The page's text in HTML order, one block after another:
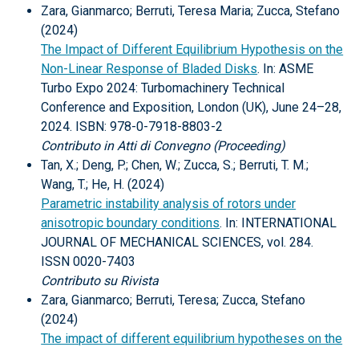
Zara, Gianmarco; Berruti, Teresa Maria; Zucca, Stefano
(2024)
The Impact of Different Equilibrium Hypothesis on the
Non-Linear Response of Bladed Disks. In: ASME
Turbo Expo 2024: Turbomachinery Technical
Conference and Exposition, London (UK), June 24–28,
2024. ISBN: 978-0-7918-8803-2
Contributo in Atti di Convegno (Proceeding)
Tan, X.; Deng, P.; Chen, W.; Zucca, S.; Berruti, T. M.;
Wang, T.; He, H. (2024)
Parametric instability analysis of rotors under
anisotropic boundary conditions. In: INTERNATIONAL
JOURNAL OF MECHANICAL SCIENCES, vol. 284.
ISSN 0020-7403
Contributo su Rivista
Zara, Gianmarco; Berruti, Teresa; Zucca, Stefano
(2024)
The impact of different equilibrium hypotheses on the